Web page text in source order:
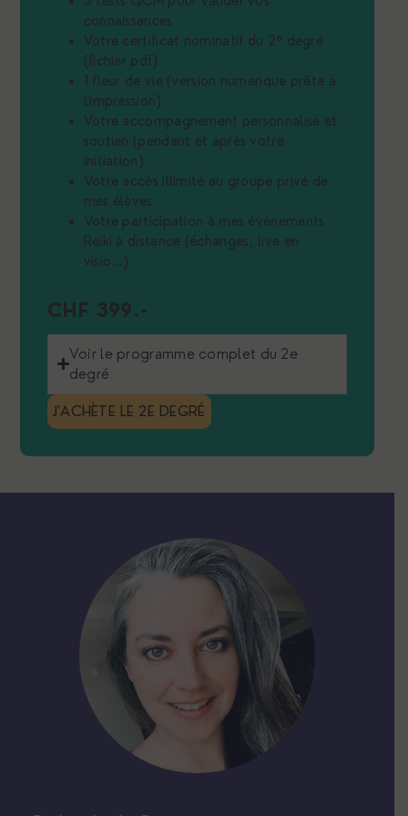
connaissances
Votre certificat nominatif du 2e degré
(fichier pdf)
1 fleur de vie (version numérique prête à
l’impression)
Votre accompagnement personnalisé et
soutien (pendant et après votre
initiation)
Votre accès illimité au groupe privé de
mes élèves
Votre participation à mes évènements
Reiki à distance (échanges, live en
visio…)
CHF 399.-
Voir le programme complet du 2e
degré
J'ACHÈTE LE 2E DEGRÉ